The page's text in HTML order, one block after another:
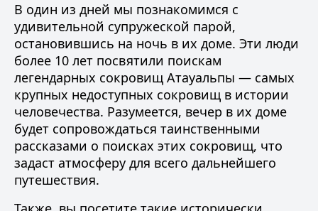
В один из дней мы познакомимся с
удивительной супружеской парой,
остановившись на ночь в их доме. Эти люди
более 10 лет посвятили поискам
легендарных сокровищ Атауальпы — самых
крупных недоступных сокровищ в истории
человечества. Разумеется, вечер в их доме
будет сопровождаться таинственными
рассказами о поисках этих сокровищ, что
задаст атмосферу для всего дальнейшего
путешествия.